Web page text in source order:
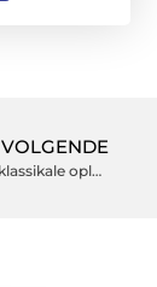
VOLGENDE
Taalcursussen, klassikale opleidingen en thuisstudies vergelijken online!